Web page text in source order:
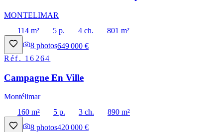
MONTELIMAR
114 m²
5 p. 4 ch.
801 m²
8 photos649 000 €
Réf. 16264
Campagne En Ville
Montélimar
160 m²
5 p. 3 ch.
890 m²
8 photos420 000 €